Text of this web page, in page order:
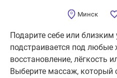
Минск
Подарите себе или близким
подстраивается под любые
восстановление, лёгкость
Выберите массаж, который